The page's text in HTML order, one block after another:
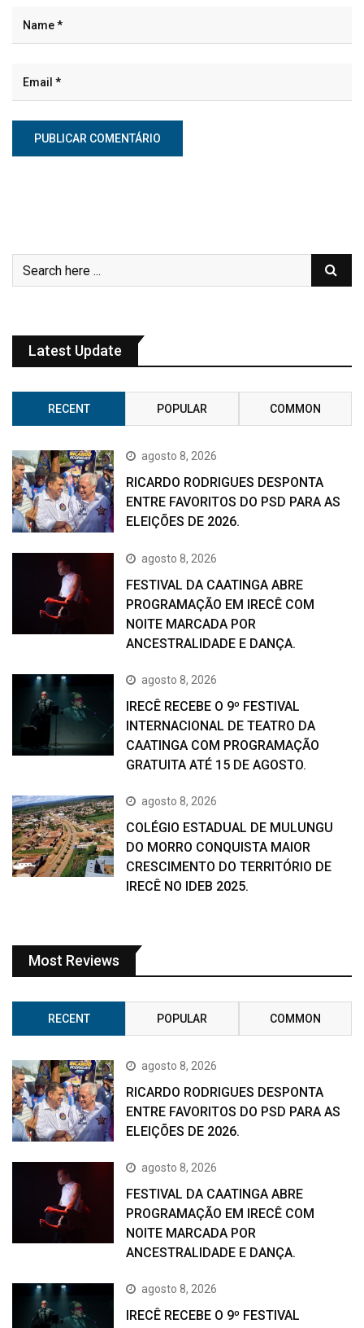
Latest Update
RECENT POPULAR COMMON
agosto 8, 2026
RICARDO RODRIGUES DESPONTA
ENTRE FAVORITOS DO PSD PARA AS
ELEIÇÕES DE 2026.
agosto 8, 2026
FESTIVAL DA CAATINGA ABRE
PROGRAMAÇÃO EM IRECÊ COM
NOITE MARCADA POR
ANCESTRALIDADE E DANÇA.
agosto 8, 2026
IRECÊ RECEBE O 9º FESTIVAL
INTERNACIONAL DE TEATRO DA
CAATINGA COM PROGRAMAÇÃO
GRATUITA ATÉ 15 DE AGOSTO.
agosto 8, 2026
COLÉGIO ESTADUAL DE MULUNGU
DO MORRO CONQUISTA MAIOR
CRESCIMENTO DO TERRITÓRIO DE
IRECÊ NO IDEB 2025.
Most Reviews
RECENT POPULAR COMMON
agosto 8, 2026
RICARDO RODRIGUES DESPONTA
ENTRE FAVORITOS DO PSD PARA AS
ELEIÇÕES DE 2026.
agosto 8, 2026
FESTIVAL DA CAATINGA ABRE
PROGRAMAÇÃO EM IRECÊ COM
NOITE MARCADA POR
ANCESTRALIDADE E DANÇA.
agosto 8, 2026
IRECÊ RECEBE O 9º FESTIVAL